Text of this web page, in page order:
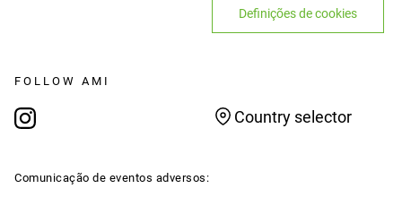
Definições de cookies
FOLLOW AMI
Country selector
Comunicação de eventos adversos: